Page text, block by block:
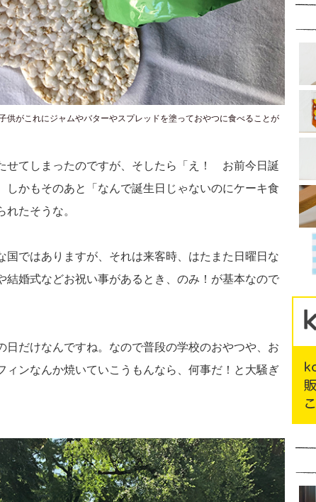
供がこれにジャムやバターやスプレッドを塗っておやつに食べることが
せてしまったのですが、そしたら「え！ お前今日誕
かもそのあと「なんで誕生日じゃないのにケーキ食
たそうな。
国ではありますが、それは来客時、はたまた日曜日な
結婚式などお祝い事があるとき、のみ！が基本なので
だけなんですね。なので普段の学校のおやつや、お
ィンなんか焼いていこうもんなら、何事だ！と大騒ぎ